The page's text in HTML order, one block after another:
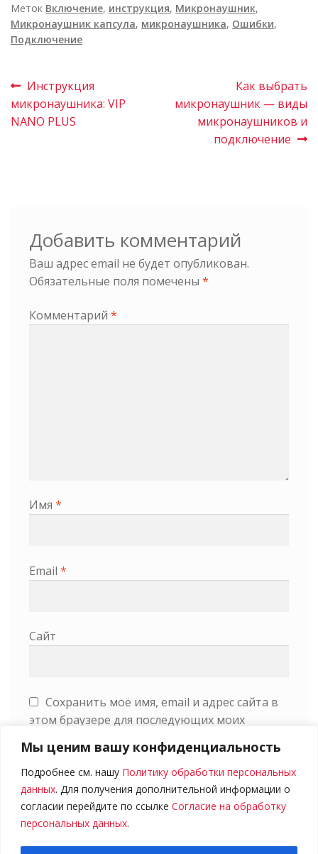
Мы ценим вашу конфиденциальность
Подробнее см. нашу Политику обработки персональных
данных. Для получения дополнительной информации о
согласии перейдите по ссылке Согласие на обработку
персональных данных.
Меток Включение, инструкция, Микронаушник,
Микронаушник капсула, микронаушника, Ошибки,
Подключение
Инструкция
микронаушника: VIP
NANO PLUS
Как выбрать
микронаушник — виды
микронаушников и
подключение
Добавить комментарий
Ваш адрес email не будет опубликован.
Обязательные поля помечены *
Комментарий *
Имя *
Email *
Сайт
Сохранить моё имя, email и адрес сайта в
этом браузере для последующих моих